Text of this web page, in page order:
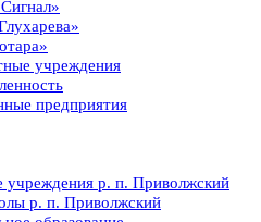
учреждения
предприятия
учреждения р. п. Приволжский
р. п. Приволжский